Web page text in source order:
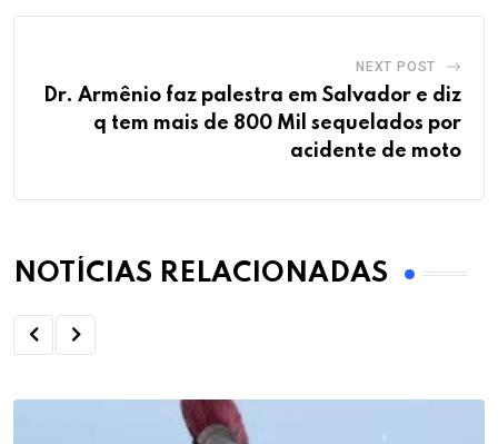
NEXT POST
Dr. Armênio faz palestra em Salvador e diz
q tem mais de 800 Mil sequelados por
acidente de moto
NOTÍCIAS RELACIONADAS